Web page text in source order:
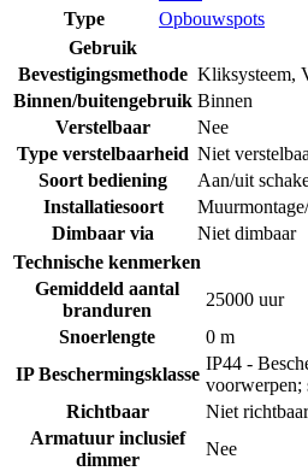
Type
Opbouwspots
Gebruik
Bevestigingsmethode Kliksysteem,
Binnen/buitengebruik Binnen
Verstelbaar
Nee
Type verstelbaarheid Niet
Soort bediening
Aan/uit
Installatiesoort
Dimbaar via
Niet dimbaar
Technische kenmerken
Gemiddeld aantal
branduren
25000 uur
Snoerlengte
0 m
IP Beschermingsklasse
IP44 -
voorwerpen;
Richtbaar
Niet richtbaar
Armatuur inclusief
dimmer
Nee